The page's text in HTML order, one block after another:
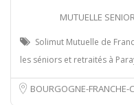
MUTUELLE SENIOR
Solimut Mutuelle de
les séniors et retraités à
BOURGOGNE-FRANCHE-